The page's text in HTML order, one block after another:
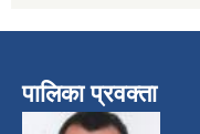
पालिका प्रवक्ता